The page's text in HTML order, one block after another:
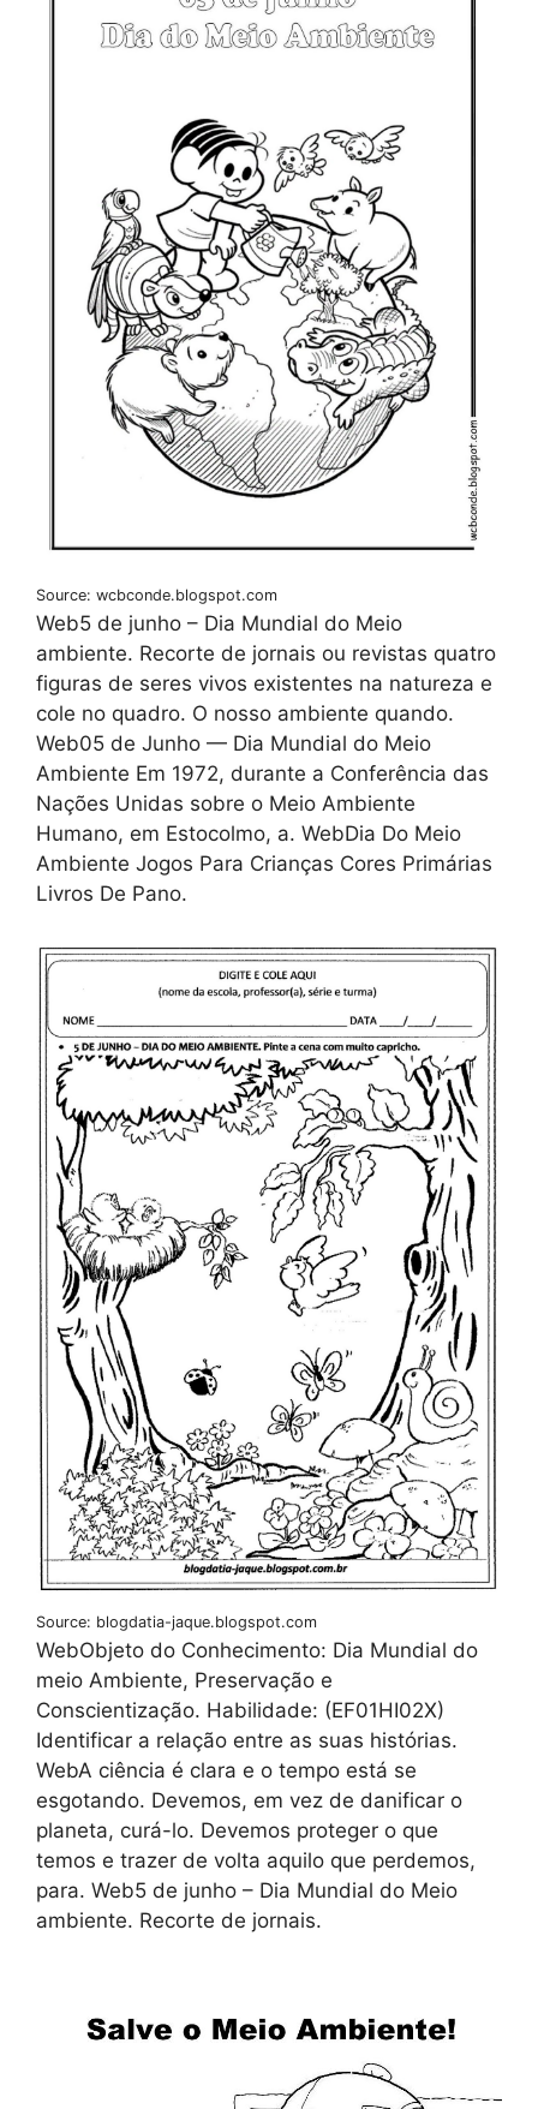
Source: wcbconde.blogspot.com
Web5 de junho – Dia Mundial do Meio
ambiente. Recorte de jornais ou revistas quatro
figuras de seres vivos existentes na natureza e
cole no quadro. O nosso ambiente quando.
Web05 de Junho — Dia Mundial do Meio
Ambiente Em 1972, durante a Conferência das
Nações Unidas sobre o Meio Ambiente
Humano, em Estocolmo, a. WebDia Do Meio
Ambiente Jogos Para Crianças Cores Primárias
Livros De Pano.
Source: blogdatia-jaque.blogspot.com
WebObjeto do Conhecimento: Dia Mundial do
meio Ambiente, Preservação e
Conscientização. Habilidade: (EF01HI02X)
Identificar a relação entre as suas histórias.
WebA ciência é clara e o tempo está se
esgotando. Devemos, em vez de danificar o
planeta, curá-lo. Devemos proteger o que
temos e trazer de volta aquilo que perdemos,
para. Web5 de junho – Dia Mundial do Meio
ambiente. Recorte de jornais.